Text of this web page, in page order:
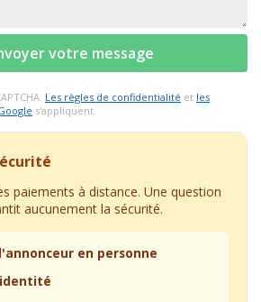
votre message
Les règles de confidentialité et les
s'appliquent.
paiements à distance. Une question
aucunement la sécurité.
en personne